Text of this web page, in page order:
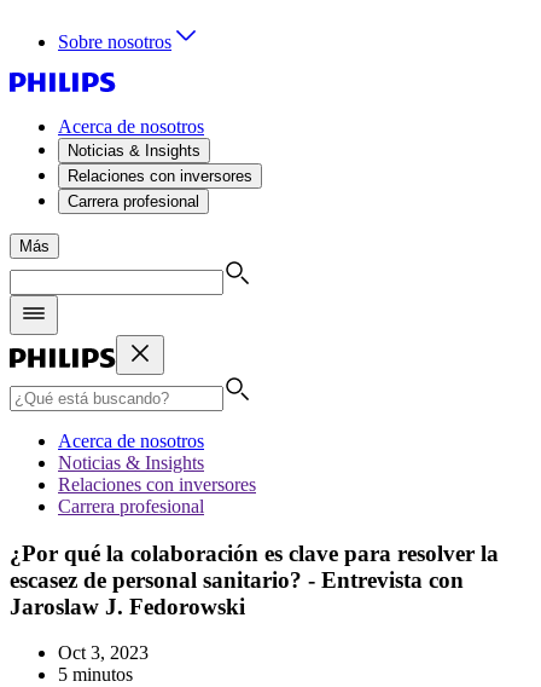
Sobre nosotros
Acerca de nosotros
Noticias & Insights
Relaciones con inversores
Carrera profesional
Más
Acerca de nosotros
Noticias & Insights
Relaciones con inversores
Carrera profesional
¿Por qué la colaboración es clave para resolver la
escasez de personal sanitario? - Entrevista con
Jaroslaw J. Fedorowski
Oct 3, 2023
5 minutos